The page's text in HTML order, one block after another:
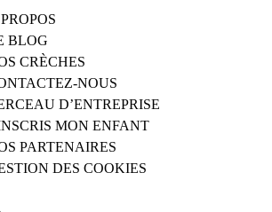
BLOG
CRÈCHES
NOUS
D’ENTREPRISE
MON ENFANT
PARTENAIRES
DES COOKIES